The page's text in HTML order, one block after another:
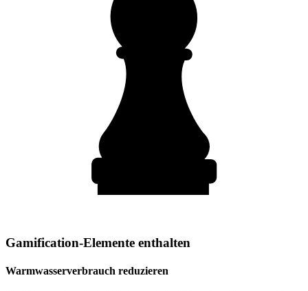
Gamification-Elemente enthalten
Warmwasserverbrauch reduzieren